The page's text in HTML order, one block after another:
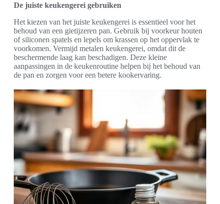
De juiste keukengerei gebruiken
Het kiezen van het juiste keukengerei is essentieel voor het
behoud van een gietijzeren pan. Gebruik bij voorkeur houten
of siliconen spatels en lepels om krassen op het oppervlak te
voorkomen. Vermijd metalen keukengerei, omdat dit de
beschermende laag kan beschadigen. Deze kleine
aanpassingen in de keukenroutine helpen bij het behoud van
de pan en zorgen voor een betere kookervaring.